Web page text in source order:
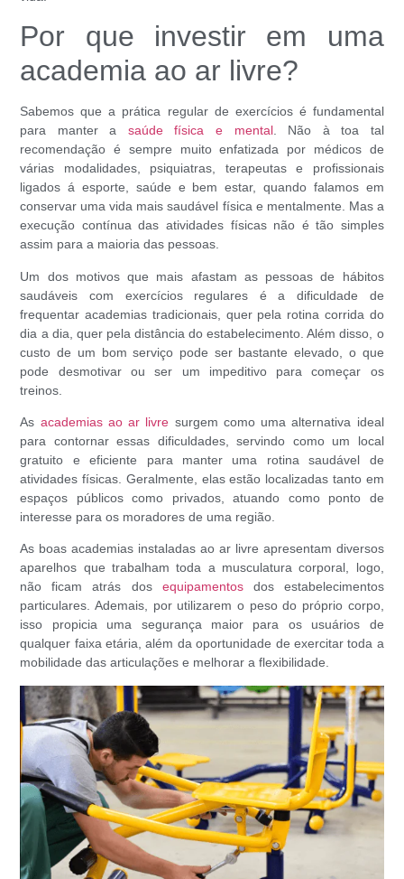
Por que investir em uma
academia ao ar livre?
Sabemos que a prática regular de exercícios é fundamental
para manter a saúde física e mental. Não à toa tal
recomendação é sempre muito enfatizada por médicos de
várias modalidades, psiquiatras, terapeutas e profissionais
ligados á esporte, saúde e bem estar, quando falamos em
conservar uma vida mais saudável física e mentalmente. Mas a
execução contínua das atividades físicas não é tão simples
assim para a maioria das pessoas.
Um dos motivos que mais afastam as pessoas de hábitos
saudáveis com exercícios regulares é a dificuldade de
frequentar academias tradicionais, quer pela rotina corrida do
dia a dia, quer pela distância do estabelecimento. Além disso, o
custo de um bom serviço pode ser bastante elevado, o que
pode desmotivar ou ser um impeditivo para começar os
treinos.
As academias ao ar livre surgem como uma alternativa ideal
para contornar essas dificuldades, servindo como um local
gratuito e eficiente para manter uma rotina saudável de
atividades físicas. Geralmente, elas estão localizadas tanto em
espaços públicos como privados, atuando como ponto de
interesse para os moradores de uma região.
As boas academias instaladas ao ar livre apresentam diversos
aparelhos que trabalham toda a musculatura corporal, logo,
não ficam atrás dos equipamentosdos estabelecimentos
particulares. Ademais, por utilizarem o peso do próprio corpo,
isso propicia uma segurança maior para os usuários de
qualquer faixa etária, além da oportunidade de exercitar toda a
mobilidade das articulações e melhorar a flexibilidade.